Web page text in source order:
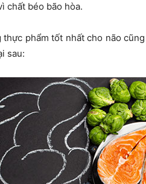
chất béo bão hòa.
phẩm tốt nhất cho não
sau: